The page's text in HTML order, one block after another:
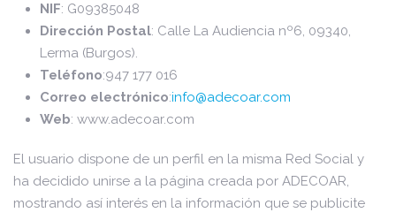
NIF: G09385048
Dirección Postal: Calle La Audiencia nº6, 09340,
Lerma (Burgos).
Teléfono:947 177 016
Correo electrónico:info@adecoar.com
Web: www.adecoar.com
El usuario dispone de un perfil en la misma Red Social y
ha decidido unirse a la página creada por ADECOAR,
mostrando así interés en la información que se publicite